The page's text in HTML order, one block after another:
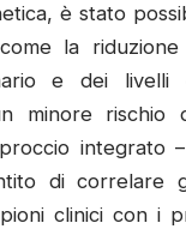
è stato
la
e dei livelli
minore rischio
integrato
di correlare
clinici con i